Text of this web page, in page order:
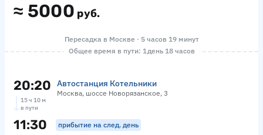
≈ 5000 руб.
Пересадка в Москве · 5 часов 19 минут
Общее время в пути: 1 день 18 часов
20:20 Автостанция Котельники
Москва, шоссе Новорязанское, 3
15 ч 10 м
в пути
11:30 прибытие на след. день